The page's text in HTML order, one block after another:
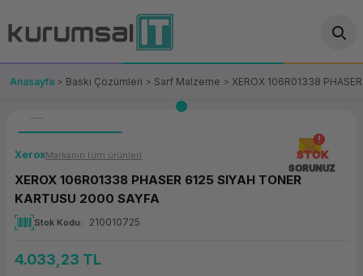
Geri Dön
Geri Dön
OT/VT Ürünleri
Fiş Yazıcı
(Firewall)
Geri Dön
Makinesi
Geri Dön
Çözümleri
Geri Dön
Geri Dön
Bağlantı
Yedekleme
Geri Dön
Ürünler
Paketi
Anasayfa Baskı Çözümleri Sarf Malzeme XEROX 106R01338
STOK
SORUNUZ
XeroxMarkanın tüm ürünleri
XEROX 106R01338 PHASER 6125 SIYAH TONER
KARTUSU 2000 SAYFA
Stok Kodu 210010725
4.033,23 TL